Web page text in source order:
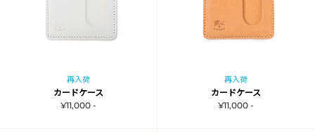
再入荷
カードケース
¥11,000 -
再入荷
カードケース
¥11,000 -